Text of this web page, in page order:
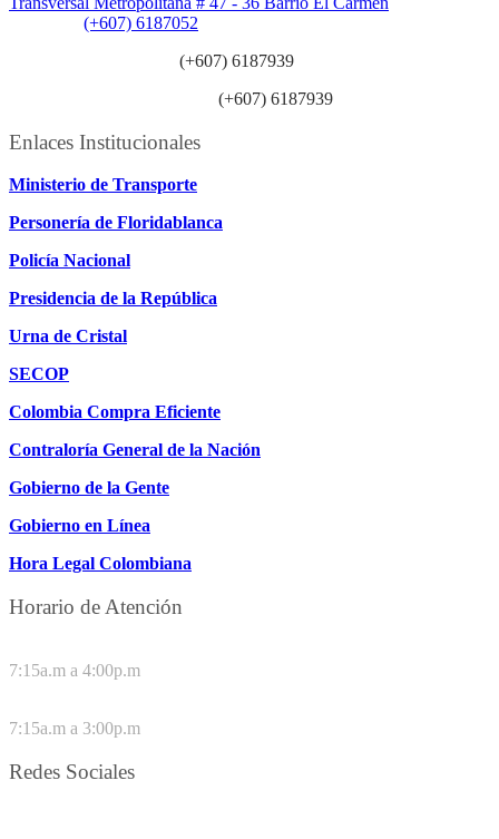
(+607) 6187052
(+607) 6187939
(+607) 6187939
Enlaces Institucionales
Ministerio de Transporte
Personería de Floridablanca
Policía Nacional
Presidencia de la República
Urna de Cristal
SECOP
Colombia Compra Eficiente
Contraloría General de la Nación
Gobierno de la Gente
Gobierno en Línea
Hora Legal Colombiana
Horario de Atención
7:15a.m a 4:00p.m
7:15a.m a 3:00p.m
Redes Sociales